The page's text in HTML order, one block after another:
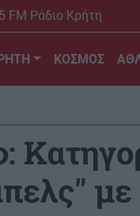
FM Ράδιο Κρήτη
ΚΟΣΜΟΣ